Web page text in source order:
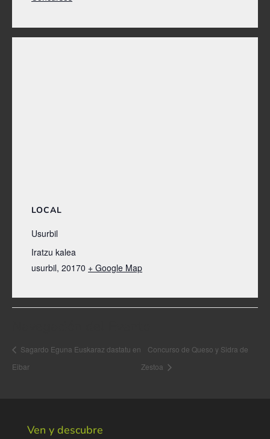
LOCAL
Usurbil
Iratzu kalea
usurbil, 20170 + Google Map
Sagardo Eguna Euskaraz dastatu en
Eibar
Concurso de Queso y Sidra de
Zestoa
Ven y descubre